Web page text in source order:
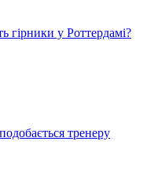
у Роттердамі?
тренеру